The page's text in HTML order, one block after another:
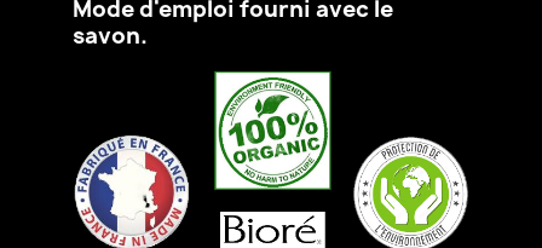
Mode d'emploi fourni avec le
savon.